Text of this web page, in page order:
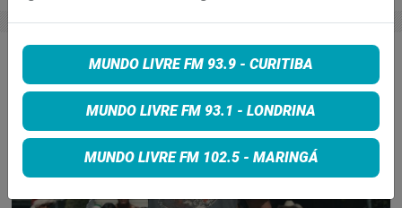
MUNDO LIVRE FM 93.9 - CURITIBA
MUNDO LIVRE FM 93.1 - LONDRINA
MUNDO LIVRE FM 102.5 - MARINGÁ